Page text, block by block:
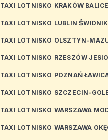
TAXI LOTNISKO KRAKÓW BALICE
TAXI LOTNISKO LUBLIN ŚWIDNIK
TAXI LOTNISKO OLSZTYN-
TAXI LOTNISKO RZESZÓW
TAXI LOTNISKO POZNAŃ
TAXI LOTNISKO SZCZECIN-
TAXI LOTNISKO WARSZAWA
TAXI LOTNISKO WARSZAWA